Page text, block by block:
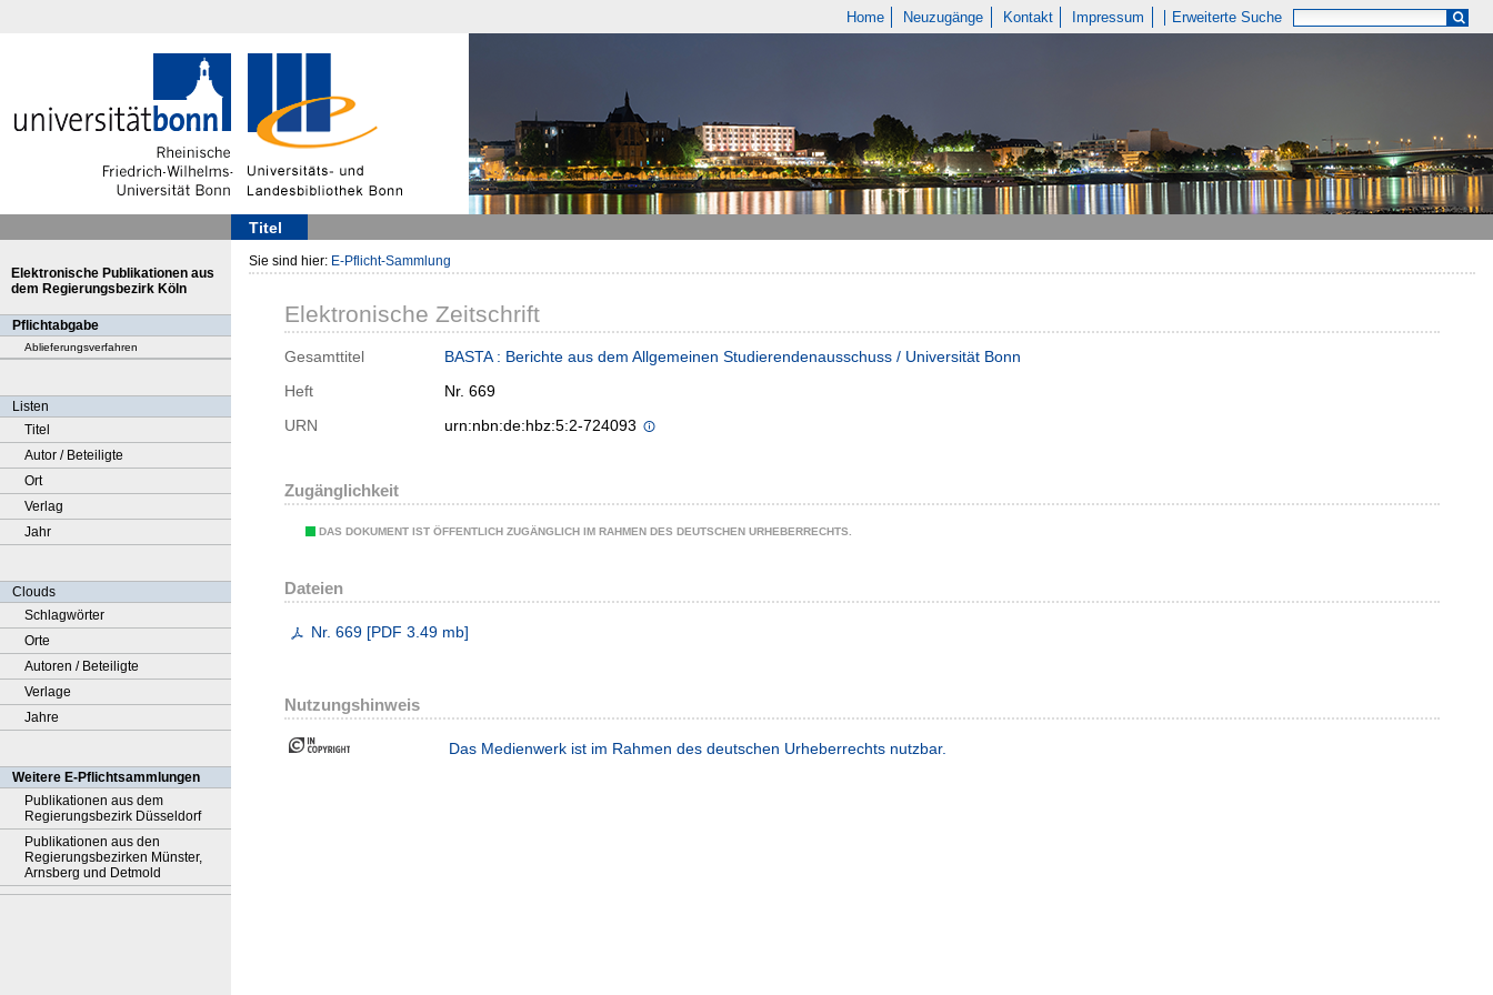
Home Neuzugänge Kontakt Impressum Erweiterte Suche
Titel
Elektronische Publikationen aus
dem Regierungsbezirk Köln
Pflichtabgabe
Ablieferungsverfahren
Listen
Titel
Autor / Beteiligte
Ort
Verlag
Jahr
Clouds
Schlagwörter
Orte
Autoren / Beteiligte
Verlage
Jahre
Weitere E-Pflichtsammlungen
Publikationen aus dem
Regierungsbezirk Düsseldorf
Publikationen aus den
Regierungsbezirken Münster,
Arnsberg und Detmold
Sie sind hier: E-Pflicht-Sammlung
Elektronische Zeitschrift
Gesamttitel
BASTA : Berichte aus dem Allgemeinen Studierendenausschuss / Universität Bonn
Heft
Nr. 669
URN
urn:nbn:de:hbz:5:2-724093
Zugänglichkeit
DAS DOKUMENT IST ÖFFENTLICH ZUGÄNGLICH IM RAHMEN DES DEUTSCHEN URHEBERRECHTS.
Dateien
Nr. 669 [PDF 3.49 mb]
Nutzungshinweis
Das Medienwerk ist im Rahmen des deutschen Urheberrechts nutzbar.